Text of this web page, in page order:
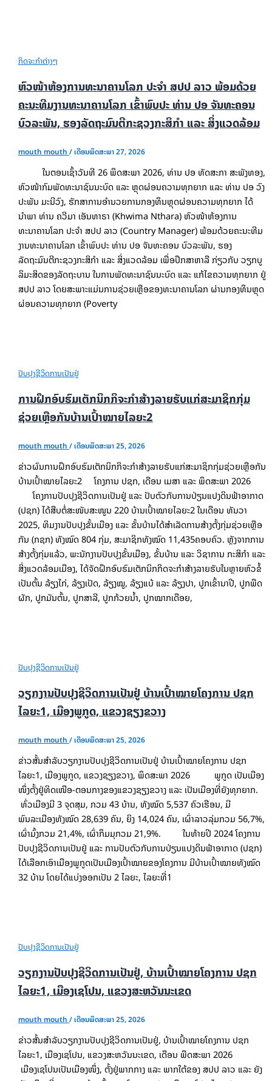
ກິດຈະກຳຕ່າງໆ
ຫົວໜ້າຫ້ອງການທະນາຄານໂລກ ປະຈຳ ສປປ ລາວ ພ້ອມດ້ວຍ
ຄະນະທີມງານທະນາຄານໂລກ ເຂົ້າພົບປະ ທ່ານ ປອ ຈັນທະຄອນ
ບົວລະພັນ, ຮອງລັດຖະມົນຕີກະຊວງກະສິກຳ ແລະ ສິ່ງແວດລ້ອມ
mouth mouth /ເດືອນພຶດສະພາ 27, 2026
ໃນຕອນເຊົ້າວັນທີ 26 ພຶດສະພາ 2026, ທ່ານ ປອ ທັດສະກາ ສະພັງທອງ,
ຫົວໜ້າກົມພັດທະນາຊົນນະບົດ ແລະ ຫຼຸດຜ່ອນຄວາມທຸກຍາກ ແລະ ທ່ານ ປອ ວົງ
ປະພັນ ມະນີວົງ, ຮັກສາການອຳນວຍການກອງທຶນຫຼຸດຜ່ອນຄວາມທຸກຍາກ ໄດ້
ນຳພາ ທ່ານ ຄວີມາ ເອັນທາຣາ (Khwima Nthara) ຫົວໜ້າຫ້ອງການ
ທະນາຄານໂລກ ປະຈຳ ສປປ ລາວ (Country Manager) ພ້ອມດ້ວຍຄະນະທີມ
ງານທະນາຄານໂລກ ເຂົ້າພົບປະ ທ່ານ ປອ ຈັນທະຄອນ ບົວລະພັນ, ຮອງ
ລັດຖະມົນຕີກະຊວງກະສິກຳ ແລະ ສິ່ງແວດລ້ອມ ເພື່ອປຶກສາຫາລື ກ່ຽວກັບ ວຽກບູ
ລິມະສິດຂອງລັດຖະບານ ໃນການພັດທະນາຊົນນະບົດ ແລະ ແກ້ໄຂຄວາມທຸກຍາກ ຢູ່
ສປປ ລາວ ໂດຍສະພາະແມ່ນການຊ່ວຍເຫຼືອຂອງທະນາຄານໂລກ ຜ່ານກອງທຶນຫຼຸດ
ຜ່ອນຄວາມທຸກຍາກ (Poverty
ປັບປຸງຊີວິດການເປັນຢູ່
ການຝຶກອົບຮົມເຕັກນິກກິຈະກໍາສ້າງລາຍຮັບແກ່ສະມາຊິກກຸ່ມ
ຊ່ວຍເຫຼືອກັນບ້ານເປົ້າໝາຍໄລຍະ2
mouth mouth /ເດືອນພຶດສະພາ 25, 2026
ຂ່າວຜົນການຝຶກອົບຮົມເຕັກນິກກິຈະກໍາສ້າງລາຍຮັບແກ່ສະມາຊິກກຸ່ມຊ່ວຍເຫຼືອກັນ
ບ້ານເປົ້າໝາຍໄລຍະ2 ໂຄງການ ປຊກ, ເດືອນ ເມສາ ແລະ ພຶດສະພາ 2026
ໂຄງການປັບປຸງຊີວິດການເປັນຢູ່ ແລະ ປັບຕົວກັບການປ່ຽນແປງດິນຟ້າອາກາດ
(ປຊກ) ໄດ້ສືບຕໍ່ສະໜັບສະໜູນ 220 ບ້ານເປົ້າໝາຍໄລຍະ2 ໃນເດືອນ ທັນວາ
2025, ທິມງານປັບປຸງຂັ້ນເມືອງ ແລະ ຂັ້ນບ້ານໄດ້ສໍາເລັດການສ້າງຕັ້ງກຸ່ມຊ່ວຍເຫຼືອ
ກັນ (ກຊກ) ທັງໝົດ 804 ກຸ່ມ, ສະມາຊິກທັງໝົດ 11,435ຄອບຄົວ. ຫຼັງຈາກການ
ສ້າງຕັ້ງກຸ່ມແລ້ວ, ພະນັກງານປັບປຸງຂັ້ນເມືອງ, ຂັ້ນບ້ານ ແລະ ວິຊາການ ກະສິກໍາ ແລະ
ສິ່ງແວດລ້ອມເມືອງ, ໄດ້ຈັດຝຶກອົບຮົມເຕັກນິກກິດຈະກໍາສ້າງລາຍຮັບໃນຫຼາຍຫົວຂໍ້
ເປັນຕົ້ນ ລ້ຽງໄກ່, ລ້ຽງເປັດ, ລ້ຽງໝູ, ລ້ຽງແບ້ ແລະ ລ້ຽງປາ, ປູກເຂົ້ານາປີ, ປູກພືດ
ຜັກ, ປູກມັນຕົ້ນ, ປູກສາລີ, ປູກກ້ວຍນໍ້າ, ປູກໝາກເດືອຍ,
ປັບປຸງຊີວິດການເປັນຢູ່
ວຽກງານປັບປຸງຊີວິດການເປັນຢູ່ ບ້ານເປົ້າໝາຍໂຄງການ ປຊກ
ໄລຍະ1, ເມືອງພູກູດ, ແຂວງຊຽງຂວາງ
mouth mouth /ເດືອນພຶດສະພາ 25, 2026
ຂ່າວສັ້ນສໍາລັບວຽກງານປັບປຸງຊີວິດການເປັນຢູ່ ບ້ານເປົ້າໝາຍໂຄງການ ປຊກ
ໄລຍະ1, ເມືອງພູກູດ, ແຂວງຊຽງຂວາງ, ພຶດສະພາ 2026 ພູກູດ ເປັນເມືອງ
ໜຶ່ງຕັ້ງຢູ່ທິດເໜືອ-ຕອນກາງຂອງແຂວງຊຽງຂວາງ ແລະ ເປັນເມືອງທີ່ຍັງທຸກຍາກ.
ທົ່ວເມືອງມີ 3 ຈຸດສຸມ, ກວມ 43 ບ້ານ, ທັງໝົດ 5,537 ຄົວເຮືອນ, ມີ
ພົນລະເມືອງທັງໝົດ 28,639 ຄົນ, ຍິງ 14,024 ຄົນ, ເຜົ່າລາວລຸ່ມກວມ 56,7%,
ເຜົ່າມົ້ງກວມ 21,4%, ເຜົ່າກຶມມຸກວມ 21,9%. ໃນທ້າຍປີ 2024 ໂຄງການ
ປັບປຸງຊີວິດການເປັນຢູ່ ແລະ ການປັບຕົວກັບການປ່ຽນແປງດິນຟ້າອາກາດ (ປຊກ)
ໄດ້ເລືອກເອົາເມືອງພູກູດເປັນເມືອງເປົ້າໝາຍຂອງໂຄງການ ມີບ້ານເປົ້າໝາຍທັງໝົດ
32 ບ້ານ ໂດຍໄດ້ແບ່ງອອກເປັນ 2 ໄລຍະ, ໄລຍະທີ່1
ປັບປຸງຊີວິດການເປັນຢູ່
ວຽກງານປັບປຸງຊີວິດການເປັນຢູ່, ບ້ານເປົ້າໝາຍໂຄງການ ປຊກ
ໄລຍະ1, ເມືອງເຊໂປນ, ແຂວງສະຫວັນນະເຂດ
mouth mouth /ເດືອນພຶດສະພາ 25, 2026
ຂ່າວສັ້ນສໍາລັບວຽກງານປັບປຸງຊີວິດການເປັນຢູ່, ບ້ານເປົ້າໝາຍໂຄງການ ປຊກ
ໄລຍະ1,​ ເມືອງເຊໂປນ, ແຂວງສະຫວັນນະເຂດ, ເດືອນ ພືດສະພາ 2026
ເມືອງເຊໂປນເປັນເມືອງໜຶ່ງ, ຕັ້ງຢູ່ພາກກາງ ແລະ ພາກໃຕ້ຂອງ ສປປ ລາວ ແລະ ຍັງ